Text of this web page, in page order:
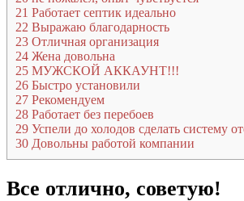
21 Работает септик идеально
22 Выражаю благодарность
23 Отличная организация
24 Жена довольна
25 МУЖСКОЙ АККАУНТ!!!
26 Быстро установили
27 Рекомендуем
28 Работает без перебоев
29 Успели до холодов сделать систему
30 Довольны работой компании
Все отлично, советую!